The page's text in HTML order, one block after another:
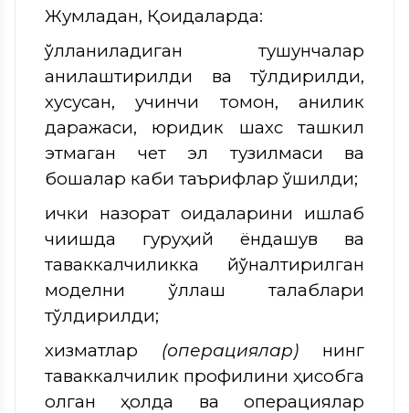
Жумладан, Қоидаларда:
қўлланиладиган тушунчалар
аниқлаштирилди ва тўлдирилди,
хусусан, учинчи томон, аниқлик
даражаси, юридик шахс ташкил
этмаган чет эл тузилмаси ва
бошқалар каби таърифлар қўшилди;
ички назорат қоидаларини ишлаб
чиқишда гуруҳий ёндашув ва
таваккалчиликка йўналтирилган
моделни қўллаш талаблари
тўлдирилди;
хизматлар (операциялар) нинг
таваккалчилик профилини ҳисобга
олган ҳолда ва операциялар